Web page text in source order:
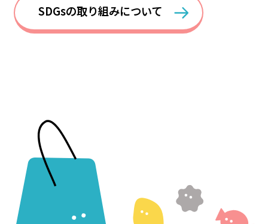
SDGsの取り組みについて